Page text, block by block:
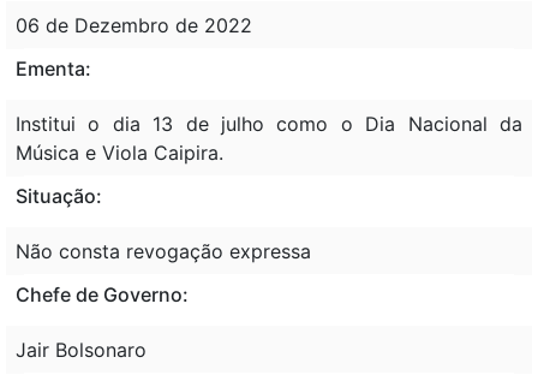
06 de Dezembro de 2022
Ementa:
Institui o dia 13 de julho como o Dia Nacional da
Música e Viola Caipira.
Situação:
Não consta revogação expressa
Chefe de Governo:
Jair Bolsonaro